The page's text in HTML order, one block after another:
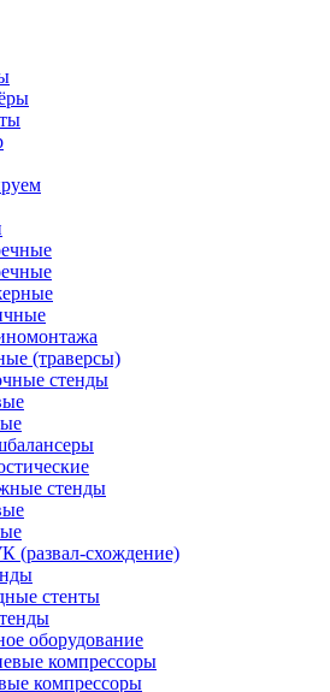
(траверсы)
стенды
стенды
(развал-схождение)
стенты
оборудование
компрессоры
компрессоры